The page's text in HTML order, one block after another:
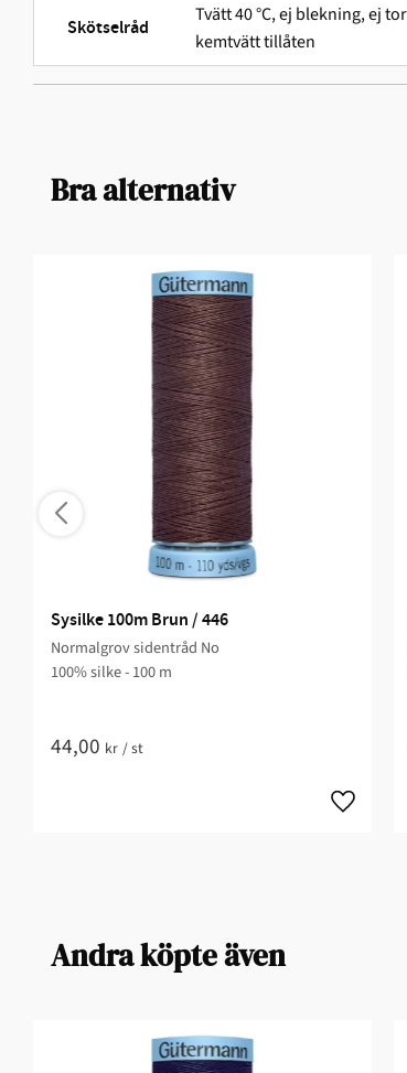
Skötselråd
Tvätt 40 °C, ej blekning, ej
kemtvätt tillåten
Bra alternativ
Sysilke 100m Brun / 446
Normalgrov sidentråd No
100% silke - 100 m
44,00 kr /st
Andra köpte även